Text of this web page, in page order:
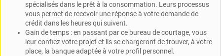
spécialisés dans le prêt à la consommation. Leurs processus
vous permet de recevoir une réponse à votre demande de
crédit dans les heures qui suivent.
Gain de temps : en passant par ce bureau de courtage, vous
leur confiez votre projet et ils se chargeront de trouver, à votre
place, la banque adaptée à votre profil personnel.